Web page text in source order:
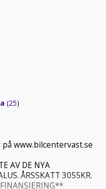
(25)
www.bilcentervast.se
AV DE NYA
ÅRSSKATT 3055KR.